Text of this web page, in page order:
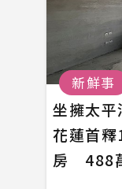
新鮮事
坐擁太
花蓮首
房 488